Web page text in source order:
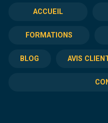
ACCUEIL
FORMATIONS
BLOG AVIS